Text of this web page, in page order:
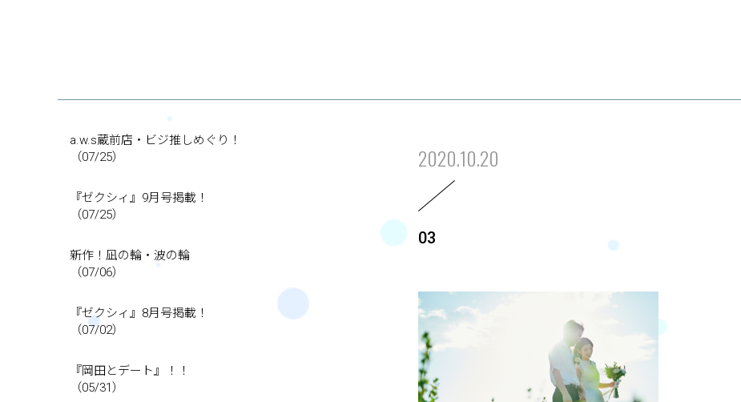
2020.10.20
03
a.w.s蔵前店・ビジ推しめぐり！
（07/25）
『ゼクシィ』9月号掲載！
（07/25）
新作！凪の輪・波の輪
（07/06）
『ゼクシィ』8月号掲載！
（07/02）
『岡田とデート』！！
（05/31）